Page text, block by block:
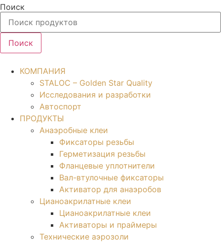
Перейти
содержимому
Поиск
Поиск
КОМПАНИЯ
STALOC – Golden Star Quality
Исследования и разработки
Автоспорт
ПРОДУКТЫ
Анаэробные клеи
Фиксаторы резьбы
Герметизация резьбы
Фланцевые уплотнители
Вал-втулочные фиксаторы
Активатор для анаэробов
Цианоакрилатные клеи
Цианоакрилатные клеи
Активаторы и праймеры
Технические аэрозоли